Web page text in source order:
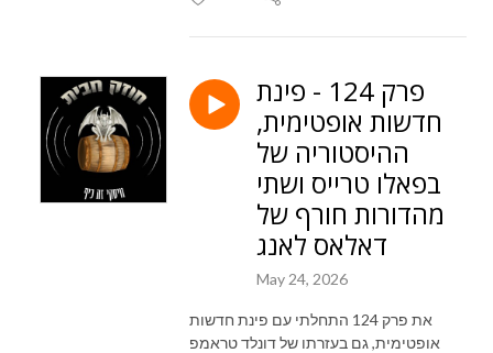
פרק 124 - פינת
חדשות אופטימית,
ההיסטוריה של
בפאלו טרייס ושתי
מהדורות חורף של
דאלאס לאנג
May 24, 2026
את פרק 124 התחלתי עם פינת חדשות
אופטימית, גם בעזרתו של דונלד טראמפ